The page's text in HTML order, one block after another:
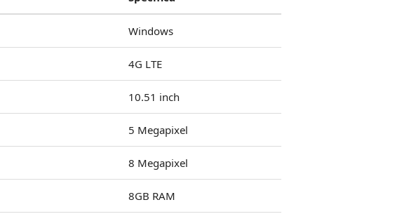
Windows
4G LTE
10.51 inch
5 Megapixel
8 Megapixel
8GB RAM